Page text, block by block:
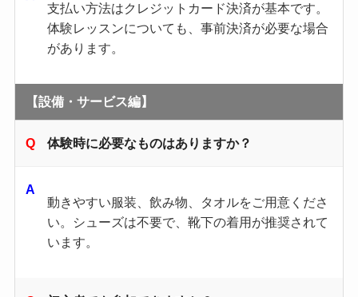
支払い方法はクレジットカード決済が基本です。
体験レッスンについても、事前決済が必要な場合
があります。
【設備・サービス編】
体験時に必要なものはありますか？
動きやすい服装、飲み物、タオルをご用意くださ
い。シューズは不要で、靴下の着用が推奨されて
います。